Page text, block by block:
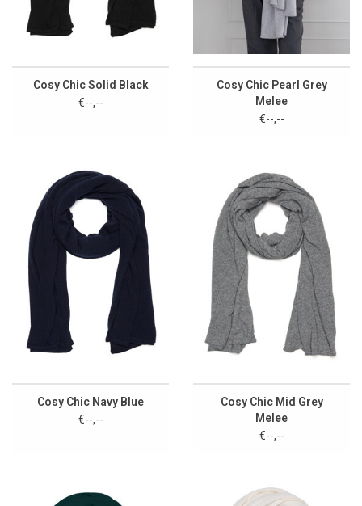
Cosy Chic Solid Black
€--,--
Cosy Chic Pearl Grey
Melee
€--,--
Cosy Chic Navy Blue
€--,--
Cosy Chic Mid Grey
Melee
€--,--